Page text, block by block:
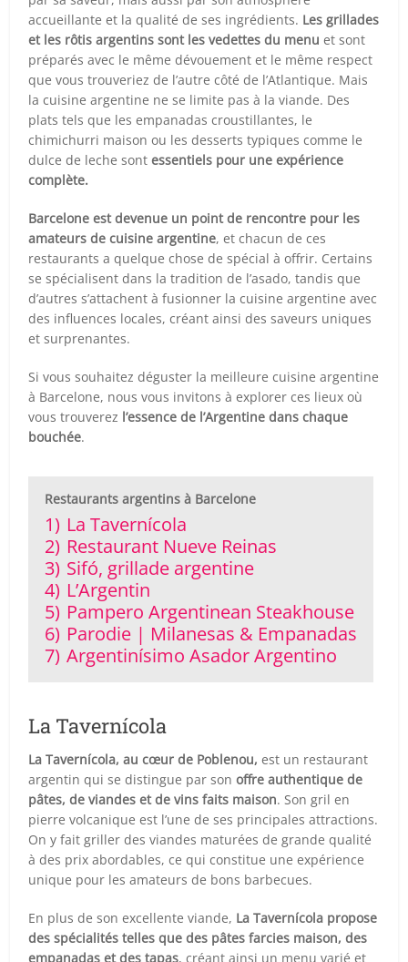
accueillante et la qualité de ses ingrédients. Les grillades
et les rôtis argentins sont les vedettes du menu et sont
préparés avec le même dévouement et le même respect
que vous trouveriez de l’autre côté de l’Atlantique. Mais
la cuisine argentine ne se limite pas à la viande. Des
plats tels que les empanadas croustillantes, le
chimichurri maison ou les desserts typiques comme le
dulce de leche sontessentiels pour une expérience
complète.
Barcelone est devenue un point de rencontre pour les
amateurs de cuisine argentine, et chacun de ces
restaurants a quelque chose de spécial à offrir. Certains
se spécialisent dans la tradition de l’asado, tandis que
d’autres s’attachent à fusionner la cuisine argentine avec
des influences locales, créant ainsi des saveurs uniques
et surprenantes.
Si vous souhaitez déguster la meilleure cuisine argentine
à Barcelone, nous vous invitons à explorer ces lieux où
vous trouverez l’essence de l’Argentine dans chaque
bouchée.
Restaurants argentins à Barcelone
1) La Tavernícola
2) Restaurant Nueve Reinas
3) Sifó, grillade argentine
4) L’Argentin
5) Pampero Argentinean Steakhouse
6) Parodie | Milanesas & Empanadas
7) Argentinísimo Asador Argentino
La Tavernícola
La Tavernícola, au cœur de Poblenou, est un restaurant
argentin qui se distingue par sonoffre authentique de
pâtes, de viandes et de vins faits maison. Son gril en
pierre volcanique est l’une de ses principales attractions.
On y fait griller des viandes maturées de grande qualité
à des prix abordables, ce qui constitue une expérience
unique pour les amateurs de bons barbecues.
En plus de son excellente viande, La Tavernícola propose
des spécialités telles que des pâtes farcies maison, des
empanadas et des tapas, créant ainsi un menu varié et